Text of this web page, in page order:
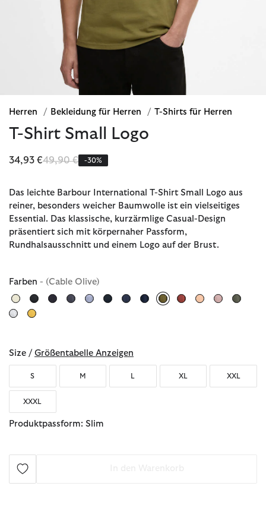
Herren / Bekleidung für Herren / T-Shirts für Herren
T-Shirt Small Logo
34,93 €Reduziert von
49,90 €bis-30%
Das leichte Barbour International T-Shirt Small Logo aus
reiner, besonders weicher Baumwolle ist ein vielseitiges
Essential. Das klassische, kurzärmlige Casual-Design
präsentiert sich mit körpernaher Passform,
Rundhalsausschnitt und einem Logo auf der Brust.
Farben - (Cable Olive)
Size / Größentabelle Anzeigen
S M L XL XXL
XXXL
Produktpassform: Slim